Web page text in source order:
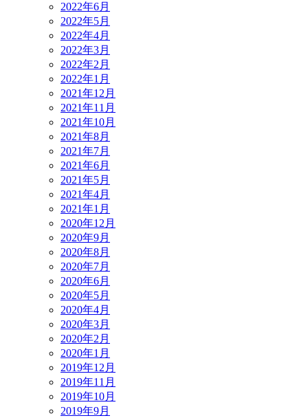
2022年6月
2022年5月
2022年4月
2022年3月
2022年2月
2022年1月
2021年12月
2021年11月
2021年10月
2021年8月
2021年7月
2021年6月
2021年5月
2021年4月
2021年1月
2020年12月
2020年9月
2020年8月
2020年7月
2020年6月
2020年5月
2020年4月
2020年3月
2020年2月
2020年1月
2019年12月
2019年11月
2019年10月
2019年9月